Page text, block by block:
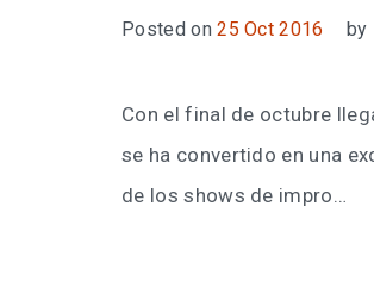
Posted on25 Oct 2016 by
Con el final de octubre
se ha convertido en una
de los shows de impro…